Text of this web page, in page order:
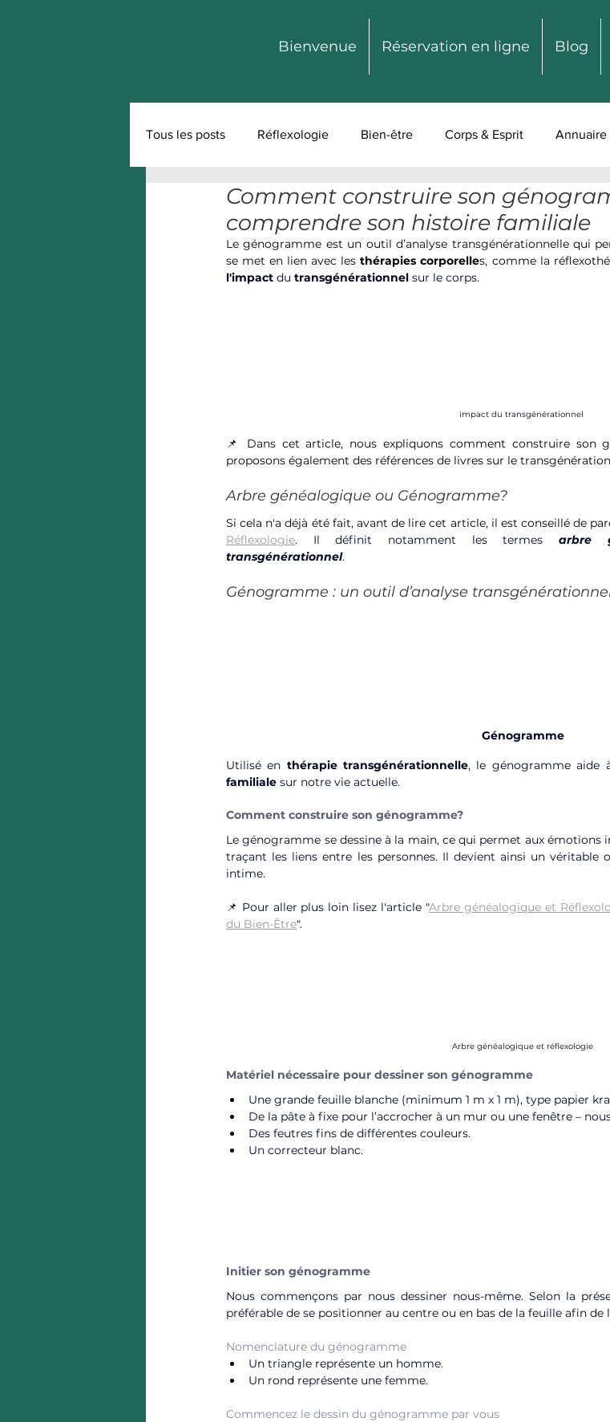
Bienvenue Réservation en ligne Blog
Tous les posts Réflexologie Bien-être Corps & Esprit Annuaire
Comment construire son
comprendre son histoire familiale
Le génogramme est un outil d’analyse transgénérationnelle qui
se met en lien avec les thérapies corporelles, comme la
l'impact du transgénérationnel sur le corps.
impact du transgénérationnel
📌 Dans cet article, nous expliquons comment construire son
proposons également des références de livres sur le
Arbre généalogique ou Génogramme?
Si cela n'a déjà été fait, avant de lire cet article, il est conseillé de
Réflexologie. Il définit notamment les termes arbre
transgénérationnel.
Génogramme : un outil d’analyse
Génogramme
Utilisé en thérapie transgénérationnelle, le génogramme aide
familiale sur notre vie actuelle.
Comment construire son génogramme?
Le génogramme se dessine à la main, ce qui permet aux émotions
traçant les liens entre les personnes. Il devient ainsi un véritable
intime.
📌 Pour aller plus loin lisez l'article "Arbre généalogique et
du Bien-Être".
Arbre généalogique et réflexologie
Matériel nécessaire pour dessiner son génogramme
Une grande feuille blanche (minimum 1 m x 1 m), type papier
De la pâte à fixe pour l’accrocher à un mur ou une fenêtre –
Des feutres fins de différentes couleurs.
Un correcteur blanc.
Initier son génogramme
Nous commençons par nous dessiner nous-même. Selon la
préférable de se positionner au centre ou en bas de la feuille afin de
Nomenclature du génogramme
Un triangle représente un homme.
Un rond représente une femme.
Commencez le dessin du génogramme par vous